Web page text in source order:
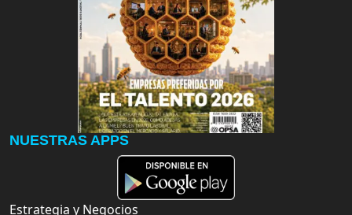
NUESTRAS APPS
Estrategia y Negocios